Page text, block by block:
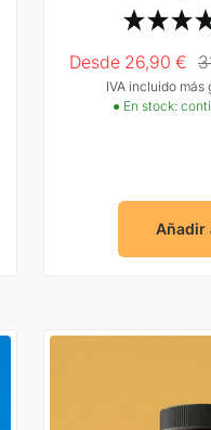
Precio
Oferta
Desde 26,90 €
IVA incluido más
● En stock:
Añadir